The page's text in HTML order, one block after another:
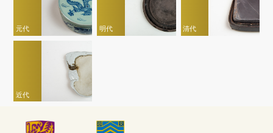
元代 明代 清代
近代